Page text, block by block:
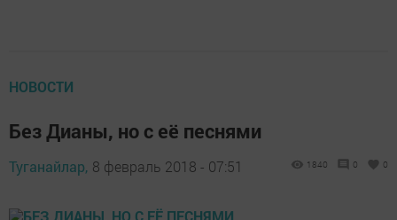
НОВОСТИ
Без Дианы, но с её песнями
Туганайлар, 8 февраль 2018 - 07:51 1840 0 0